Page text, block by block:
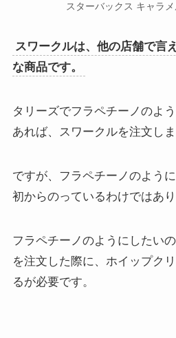
スターバックス キャラ
スワークルは、他の店舗で言
な商品です。
タリーズでフラペチーノのよ
あれば、スワークルを注文しま
ですが、フラペチーノのよう
初からのっているわけではあり
フラペチーノのようにしたい
を注文した際に、ホイップク
るが必要です。